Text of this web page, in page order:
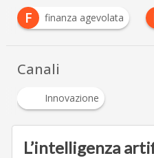
P PA digitale
Canali
Innovazione
L’intelligenza